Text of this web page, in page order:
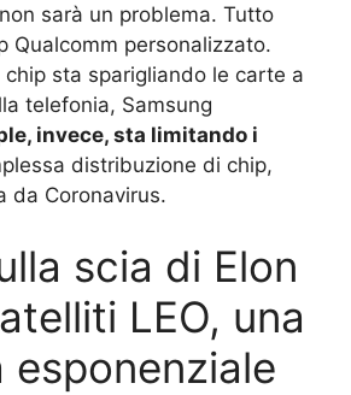
sarà un problema. Tutto
Qualcomm personalizzato.
sta sparigliando le carte a
telefonia, Samsung
invece, sta limitando i
distribuzione di chip,
da Coronavirus.
scia di Elon
LEO, una
esponenziale